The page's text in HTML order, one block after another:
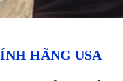
HÃNG USA